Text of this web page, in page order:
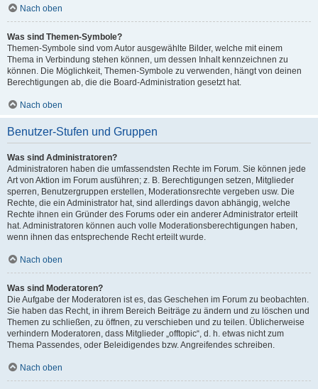
Nach oben
Was sind Themen-Symbole?
Themen-Symbole sind vom Autor ausgewählte Bilder, welche mit einem
Thema in Verbindung stehen können, um dessen Inhalt kennzeichnen zu
können. Die Möglichkeit, Themen-Symbole zu verwenden, hängt von deinen
Berechtigungen ab, die die Board-Administration gesetzt hat.
Nach oben
Benutzer-Stufen und Gruppen
Was sind Administratoren?
Administratoren haben die umfassendsten Rechte im Forum. Sie können jede
Art von Aktion im Forum ausführen; z. B. Berechtigungen setzen, Mitglieder
sperren, Benutzergruppen erstellen, Moderationsrechte vergeben usw. Die
Rechte, die ein Administrator hat, sind allerdings davon abhängig, welche
Rechte ihnen ein Gründer des Forums oder ein anderer Administrator erteilt
hat. Administratoren können auch volle Moderationsberechtigungen haben,
wenn ihnen das entsprechende Recht erteilt wurde.
Nach oben
Was sind Moderatoren?
Die Aufgabe der Moderatoren ist es, das Geschehen im Forum zu beobachten.
Sie haben das Recht, in ihrem Bereich Beiträge zu ändern und zu löschen und
Themen zu schließen, zu öffnen, zu verschieben und zu teilen. Üblicherweise
verhindern Moderatoren, dass Mitglieder „offtopic“, d. h. etwas nicht zum
Thema Passendes, oder Beleidigendes bzw. Angreifendes schreiben.
Nach oben